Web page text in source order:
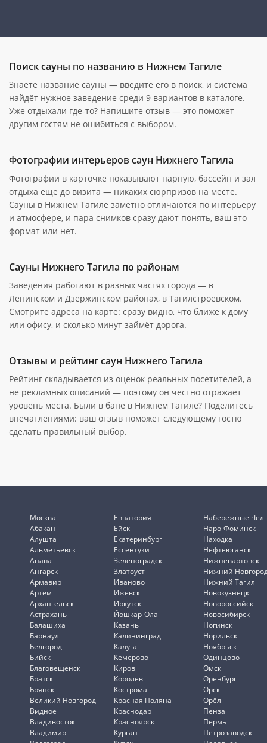
Поиск сауны по названию в Нижнем Тагиле
Знаете название сауны — введите его в поиск, и система
найдёт нужное заведение среди 9 вариантов в каталоге.
Уже отдыхали где-то? Напишите отзыв — это поможет
другим гостям не ошибиться с выбором.
Фотографии интерьеров саун Нижнего Тагила
Фотографии в карточке показывают парную, бассейн и зал
отдыха ещё до визита — никаких сюрпризов на месте.
Сауны в Нижнем Тагиле заметно отличаются по интерьеру
и атмосфере, и пара снимков сразу дают понять, ваш это
формат или нет.
Сауны Нижнего Тагила по районам
Заведения работают в разных частях города — в
Ленинском и Дзержинском районах, в Тагилстроевском.
Смотрите адреса на карте: сразу видно, что ближе к дому
или офису, и сколько минут займёт дорога.
Отзывы и рейтинг саун Нижнего Тагила
Рейтинг складывается из оценок реальных посетителей, а
не рекламных описаний — поэтому он честно отражает
уровень места. Были в бане в Нижнем Тагиле? Поделитесь
впечатлениями: ваш отзыв поможет следующему гостю
сделать правильный выбор.
Москва
Абакан
Алушта
Альметьевск
Анапа
Ангарск
Армавир
Артем
Архангельск
Астрахань
Балашиха
Барнаул
Белгород
Бийск
Благовещенск
Братск
Брянск
Великий Новгород
Видное
Владивосток
Владимир
Евпатория
Ейск
Екатеринбург
Ессентуки
Зеленоградск
Златоуст
Иваново
Ижевск
Иркутск
Йошкар-Ола
Казань
Калининград
Калуга
Кемерово
Киров
Королев
Кострома
Красная Поляна
Краснодар
Красноярск
Курган
Набережные
Наро-Фоминск
Находка
Нефтеюганск
Нижневартовск
Нижний
Нижний Тагил
Новокузнецк
Новороссийск
Новосибирск
Ногинск
Норильск
Ноябрьск
Одинцово
Омск
Оренбург
Орск
Орёл
Пенза
Пермь
Петрозаводск